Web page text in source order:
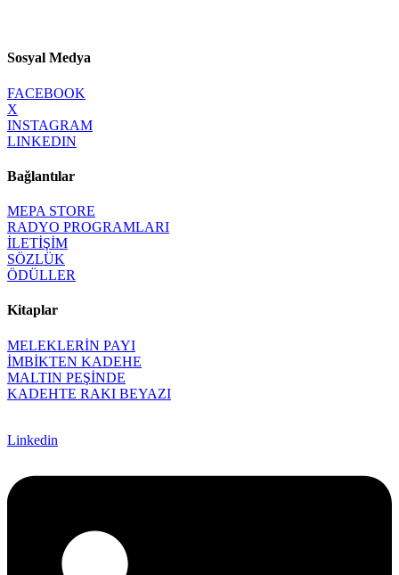
Sosyal Medya
FACEBOOK
X
INSTAGRAM
LINKEDIN
Bağlantılar
MEPA STORE
RADYO PROGRAMLARI
İLETİŞİM
SÖZLÜK
ÖDÜLLER
Kitaplar
MELEKLERİN PAYI
İMBİKTEN KADEHE
MALTIN PEŞİNDE
KADEHTE RAKI BEYAZI
Linkedin